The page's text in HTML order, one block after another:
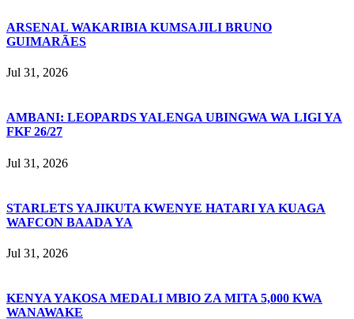
ARSENAL WAKARIBIA KUMSAJILI BRUNO
GUIMARÃES
Jul 31, 2026
AMBANI: LEOPARDS YALENGA UBINGWA WA LIGI YA
FKF 26/27
Jul 31, 2026
STARLETS YAJIKUTA KWENYE HATARI YA KUAGA
WAFCON BAADA YA
Jul 31, 2026
KENYA YAKOSA MEDALI MBIO ZA MITA 5,000 KWA
WANAWAKE